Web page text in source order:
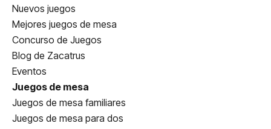
Nuevos juegos
Mejores juegos de mesa
Concurso de Juegos
Blog de Zacatrus
Eventos
Juegos de mesa
Juegos de mesa familiares
Juegos de mesa para dos